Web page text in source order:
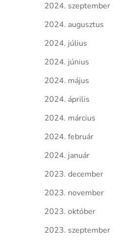
2024. szeptember
2024. augusztus
2024. július
2024. június
2024. május
2024. április
2024. március
2024. február
2024. január
2023. december
2023. november
2023. október
2023. szeptember